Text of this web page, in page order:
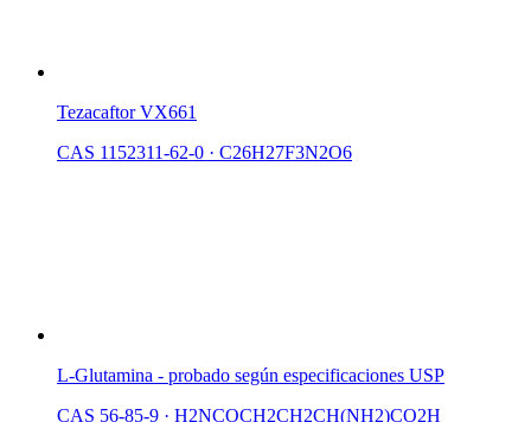
Tezacaftor VX661
CAS 1152311-62-0 · C26H27F3N2O6
L-Glutamina - probado según especificaciones USP
CAS 56-85-9 · H2NCOCH2CH2CH(NH2)CO2H